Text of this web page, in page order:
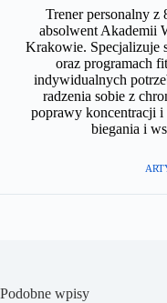
Trener personalny z
absolwent Akademii
Krakowie. Specjalizuje
oraz programach
indywidualnych
radzenia sobie z
poprawy koncentracji i
biegania i
Podobne wpisy